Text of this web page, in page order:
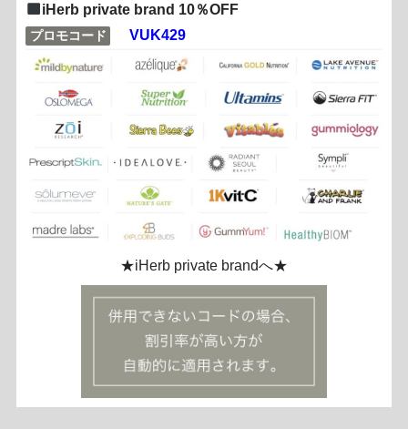
iHerb private brand 10％OFF
プロモコード VUK429
★iHerb private brandへ★